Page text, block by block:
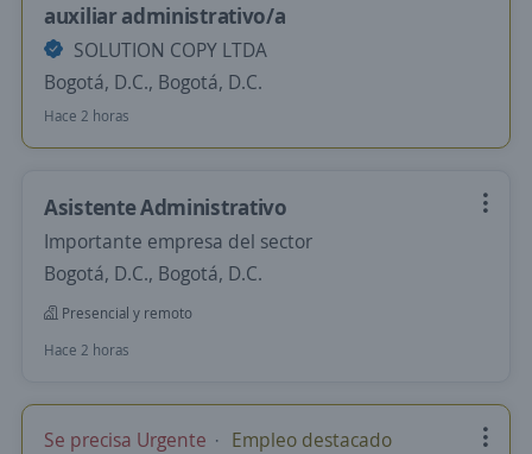
auxiliar administrativo/a
SOLUTION COPY LTDA
Bogotá, D.C., Bogotá, D.C.
Hace 2 horas
Asistente Administrativo
Importante empresa del sector
Bogotá, D.C., Bogotá, D.C.
Presencial y remoto
Hace 2 horas
Se precisa Urgente Empleo destacado